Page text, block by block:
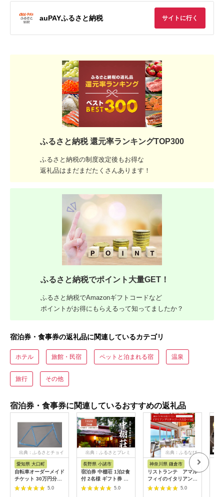
auPAYふるさと納税 サイトに行く
ふるさと納税 還元率ランキングTOP300
ふるさと納税の制度改定後もお得な
返礼品はまだまだたくさんあります！
ふるさと納税でポイント大量GET！
ふるさと納税でAmazonギフトコードなど
ポイントがお得にもらえるって知ってましたか？
宿泊券・食事券の返礼品に関連しているカテゴリ
ホテル 旅館・民宿 ペットと泊まれる宿 温泉
旅行 その他
宿泊券・食事券に関連しているおすすめの返礼品
出典：ふるさとチョイ
愛知県 大口町
自転車オーダーメイド
チケット 30万円分
【1360365】
5.0
出典：ふるさとプレミ
長野県 小諸市
宿泊券 中棚荘 1泊2食
付 2名様 ギフト券 チ
ケット 券 宿泊 旅行
5.0
出典：ふるなび
神奈川県 鎌倉市
リストランテ アマル
フィイのイタリアンデ
ィナーコースA ペア
5.0